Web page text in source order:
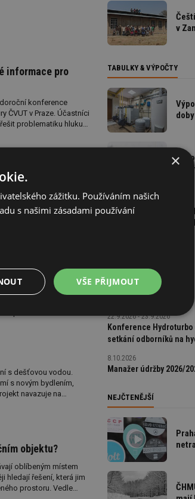
informace pro
konference
ČVUT v Praze. Účastníci
problematiku hluku
připravit výzvu
na zadržování
s dešťovou vodou.
s novým bydlením,
navazuje na
objektu?
oblíbeným místem
hledají řešení, která jim
prostoru. Vedle
v
TABULKY & VÝPOČTY
14.9.2026
Mistr údržby 2026
22.9.2026 - 23.9.2026
Konference
setkání odborníků na
8.10.2026
Manažer údržby 2026/
NEJČTENĚJŠÍ
×
zážitku. Používáním našich
s našimi zásadami používání
VŠE PŘIJMOUT
Funkční soubory
Nezařazené
soubory
je přihlášení uživatele a správa účtu. Webové
pomocí Google